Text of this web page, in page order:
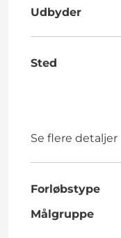
Udbyder
Sted
Se flere detaljer
Forløbstype
Målgruppe